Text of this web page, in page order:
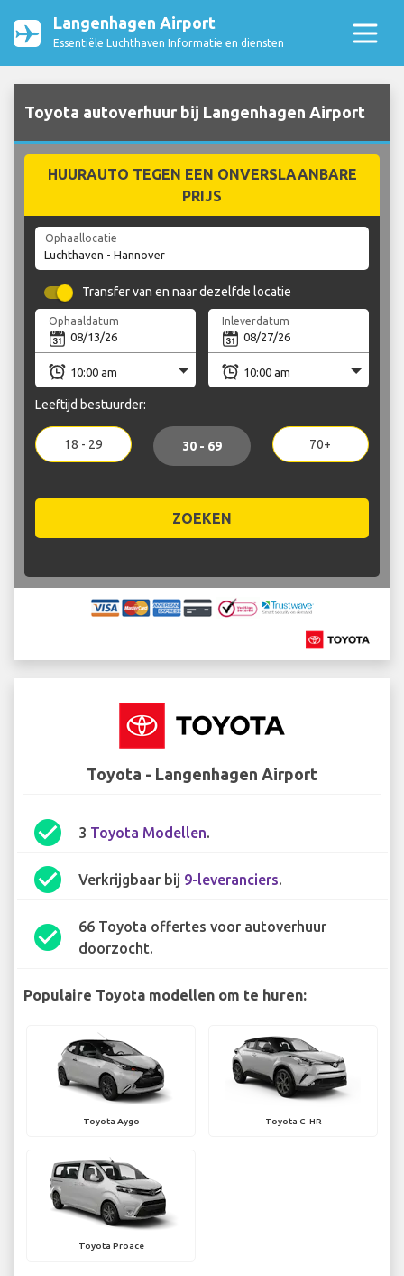
Langenhagen Airport
Essentiële Luchthaven Informatie en diensten
Toyota autoverhuur bij Langenhagen Airport
HUURAUTO TEGEN EEN ONVERSLAANBARE
PRIJS
Ophaallocatie
Transfer van en naar dezelfde locatie
Ophaaldatum Inleverdatum
Leeftijd bestuurder:
18 - 29 30 - 69 70+
ZOEKEN
Toyota - Langenhagen Airport
check_circle 3 Toyota Modellen.
check_circle Verkrijgbaar bij 9-leveranciers.
check_circle
66 Toyota offertes voor autoverhuur
doorzocht.
Populaire Toyota modellen om te huren:
Toyota Aygo Toyota C-HR
Toyota Proace